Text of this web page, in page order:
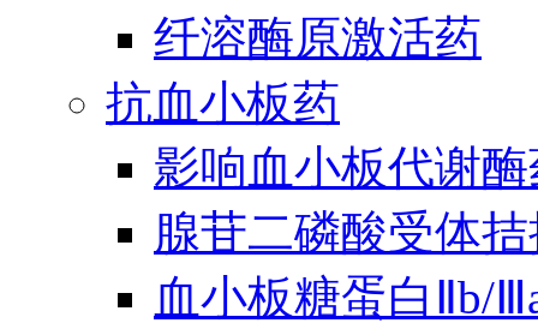
纤溶酶原激活药
抗血小板药
影响血小板代谢
腺苷二磷酸受体
血小板糖蛋白Ⅱb/